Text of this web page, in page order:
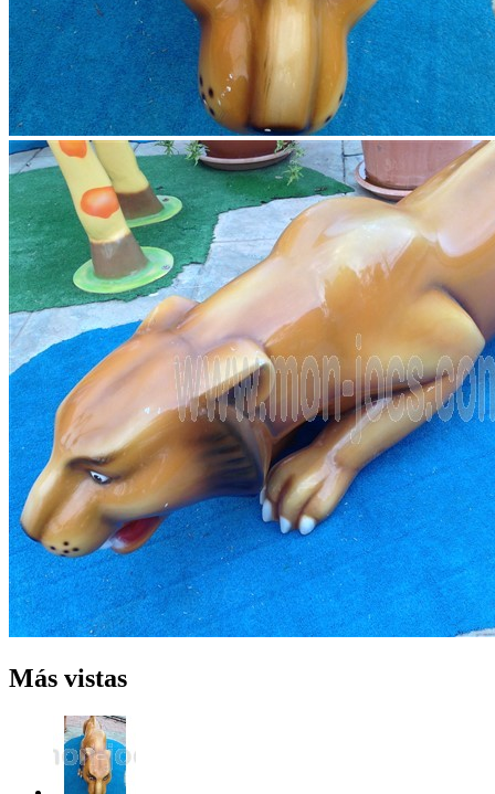
Más vistas